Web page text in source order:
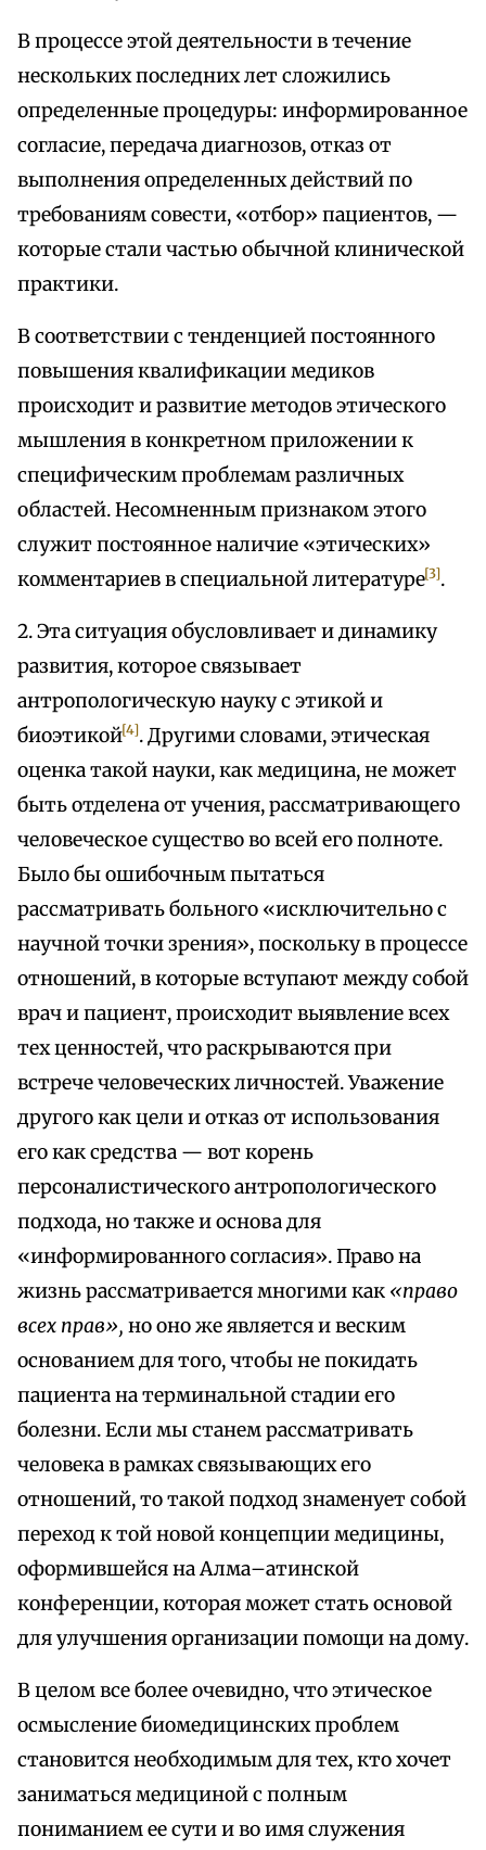
В процессе этой деятельности в течение
нескольких последних лет сложились
определенные процедуры: информированное
согласие, передача диагнозов, отказ от
выполнения определенных действий по
требованиям совести, «отбор» пациентов, —
которые стали частью обычной клинической
практики.
В соответствии с тенденцией постоянного
повышения квалификации медиков
происходит и развитие методов этического
мышления в конкретном приложении к
специфическим проблемам различных
областей. Несомненным признаком этого
служит постоянное наличие «этических»
комментариев в специальной литературе[3].
2. Эта ситуация обусловливает и динамику
развития, которое связывает
антропологическую науку с этикой и
биоэтикой[4]. Другими словами, этическая
оценка такой науки, как медицина, не может
быть отделена от учения, рассматривающего
человеческое существо во всей его полноте.
Было бы ошибочным пытаться
рассматривать больного «исключительно с
научной точки зрения», поскольку в процессе
отношений, в которые вступают между собой
врач и пациент, происходит выявление всех
тех ценностей, что раскрываются при
встрече человеческих личностей. Уважение
другого как цели и отказ от использования
его как средства — вот корень
персоналистического антропологического
подхода, но также и основа для
«информированного согласия». Право на
жизнь рассматривается многими как «право
всех прав», но оно же является и веским
основанием для того, чтобы не покидать
пациента на терминальной стадии его
болезни. Если мы станем рассматривать
человека в рамках связывающих его
отношений, то такой подход знаменует собой
переход к той новой концепции медицины,
оформившейся на Алма–атинской
конференции, которая может стать основой
для улучшения организации помощи на дому.
В целом все более очевидно, что этическое
осмысление биомедицинских проблем
становится необходимым для тех, кто хочет
заниматься медициной с полным
пониманием ее сути и во имя служения